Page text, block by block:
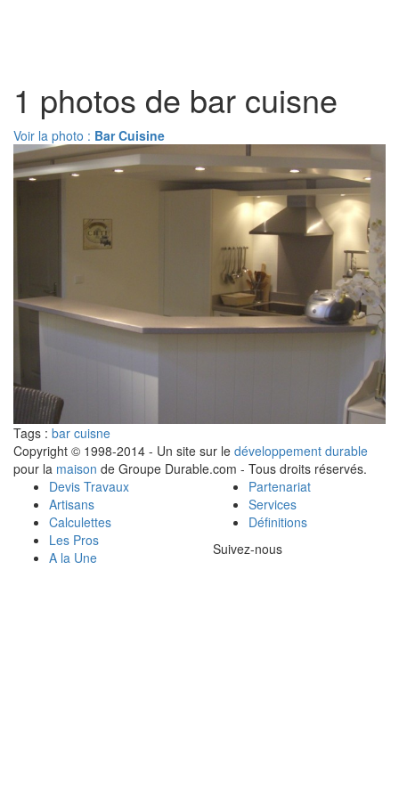
1 photos de bar cuisne
Voir la photo : Bar Cuisine
Tags : bar cuisne
Copyright © 1998-2014 - Un site sur le développement durable
pour la maison de Groupe Durable.com - Tous droits réservés.
Devis Travaux
Artisans
Calculettes
Les Pros
A la Une
Partenariat
Services
Définitions
Suivez-nous